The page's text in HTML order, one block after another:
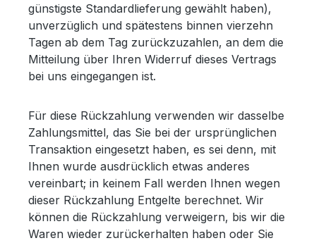
günstigste Standardlieferung gewählt haben),
unverzüglich und spätestens binnen vierzehn
Tagen ab dem Tag zurückzuzahlen, an dem die
Mitteilung über Ihren Widerruf dieses Vertrags
bei uns eingegangen ist.
Für diese Rückzahlung verwenden wir dasselbe
Zahlungsmittel, das Sie bei der ursprünglichen
Transaktion eingesetzt haben, es sei denn, mit
Ihnen wurde ausdrücklich etwas anderes
vereinbart; in keinem Fall werden Ihnen wegen
dieser Rückzahlung Entgelte berechnet. Wir
können die Rückzahlung verweigern, bis wir die
Waren wieder zurückerhalten haben oder Sie